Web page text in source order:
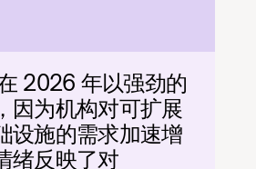
2026 年以强劲的
因为机构对可扩展
设施的需求加速增
绪反映了对